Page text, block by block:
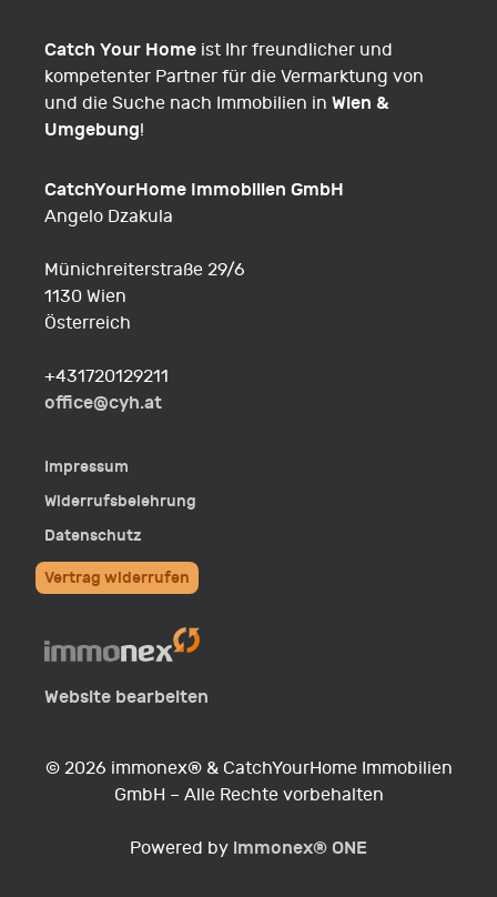
Catch Your Home ist Ihr freundlicher und
kompetenter Partner für die Vermarktung von
und die Suche nach Immobilien in Wien &
Umgebung!
CatchYourHome Immobilien GmbH
Angelo Dzakula
Münichreiterstraße 29/6
1130 Wien
Österreich
Fon
+431720129211
E-
office@cyh.at
Impressum
Widerrufsbelehrung
Datenschutz
Vertrag widerrufen
Website bearbeiten
© 2026 immonex® & CatchYourHome Immobilien
GmbH – Alle Rechte vorbehalten
Powered by immonex® ONE